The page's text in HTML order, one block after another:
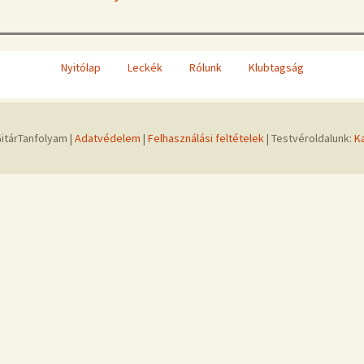
Nyitólap Leckék Rólunk Klubtagság
| Adatvédelem | Felhasználási feltételek| Testvéroldalunk: